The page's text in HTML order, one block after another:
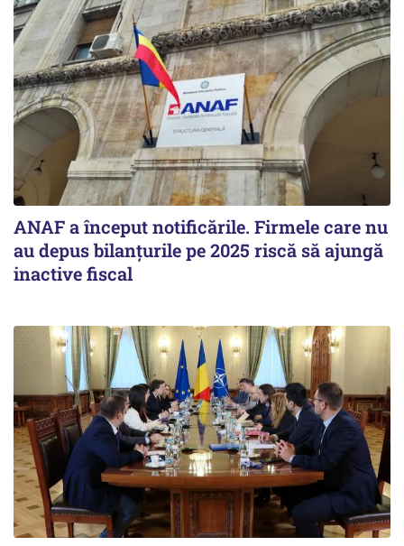
ANAF a început notificările. Firmele care nu
au depus bilanțurile pe 2025 riscă să ajungă
inactive fiscal